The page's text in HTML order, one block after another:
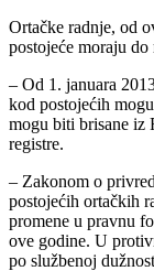
Ortačke radnje, od
postojeće moraju do
– Od 1. januara
kod postojećih
mogu biti brisane iz
registre.
– Zakonom o
postojećih ortačkih
promene u pravnu
ove godine. U
po službenoj